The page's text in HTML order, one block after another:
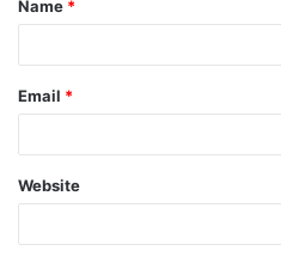
Name *
Email *
Website